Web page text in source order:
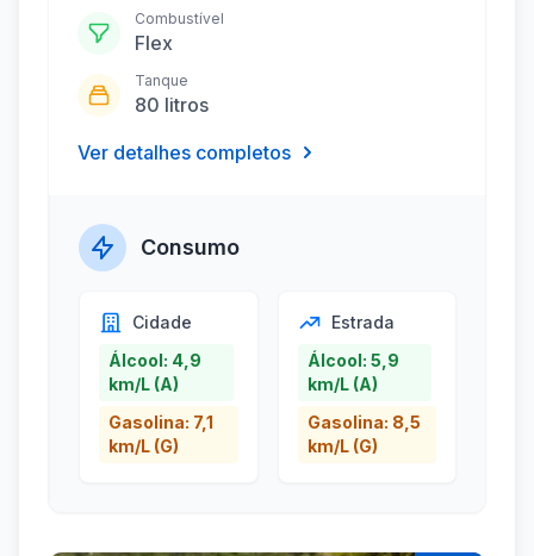
Combustível
Flex
Tanque
80 litros
Ver detalhes completos
Consumo
Cidade
Álcool: 4,9
km/L (A)
Gasolina: 7,1
km/L (G)
Estrada
Álcool: 5,9
km/L (A)
Gasolina: 8,5
km/L (G)